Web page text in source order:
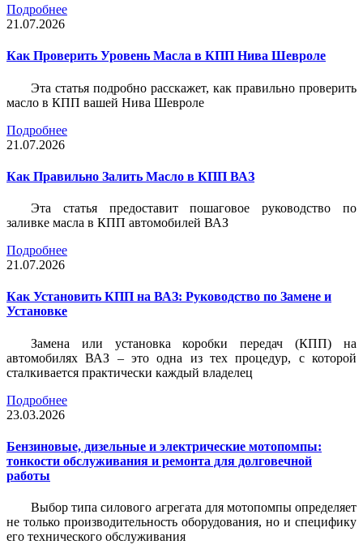
Подробнее
21.07.2026
Как Проверить Уровень Масла в КПП Нива Шевроле
Эта статья подробно расскажет, как правильно проверить
масло в КПП вашей Нива Шевроле
Подробнее
21.07.2026
Как Правильно Залить Масло в КПП ВАЗ
Эта статья предоставит пошаговое руководство по
заливке масла в КПП автомобилей ВАЗ
Подробнее
21.07.2026
Как Установить КПП на ВАЗ: Руководство по Замене и
Установке
Замена или установка коробки передач (КПП) на
автомобилях ВАЗ – это одна из тех процедур, с которой
сталкивается практически каждый владелец
Подробнее
23.03.2026
Бензиновые, дизельные и электрические мотопомпы:
тонкости обслуживания и ремонта для долговечной
работы
Выбор типа силового агрегата для мотопомпы определяет
не только производительность оборудования, но и специфику
его технического обслуживания